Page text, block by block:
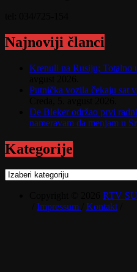
Najnoviji članci
Krenuli na Rusiju;
Putnička vozila čekaju sat
De Bleker održao prvi
nameravam da menjam u
Kategorije
Kategorije
RTV
Impressum Kontakt/